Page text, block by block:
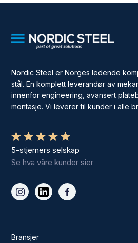
Nordic Steel er Norges ledende
stål. En komplett leverandør av
innenfor engineering, avansert
montasje. Vi leverer til kunder i alle
5-stjerners selskap
Se hva våre kunder sier
Bransjer